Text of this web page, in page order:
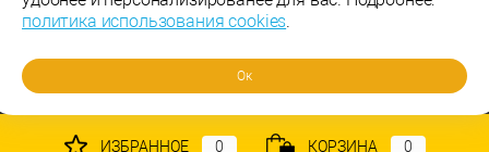
Ламинат Эггер
Ламинат Таркетт
ИЗБРАННОЕ 0 КОРЗИНА 0
политика использования cookies.
Ок